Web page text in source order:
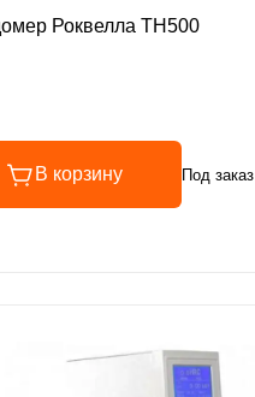
Роквелла TH500
4.8 из 5
В корзину Под заказ